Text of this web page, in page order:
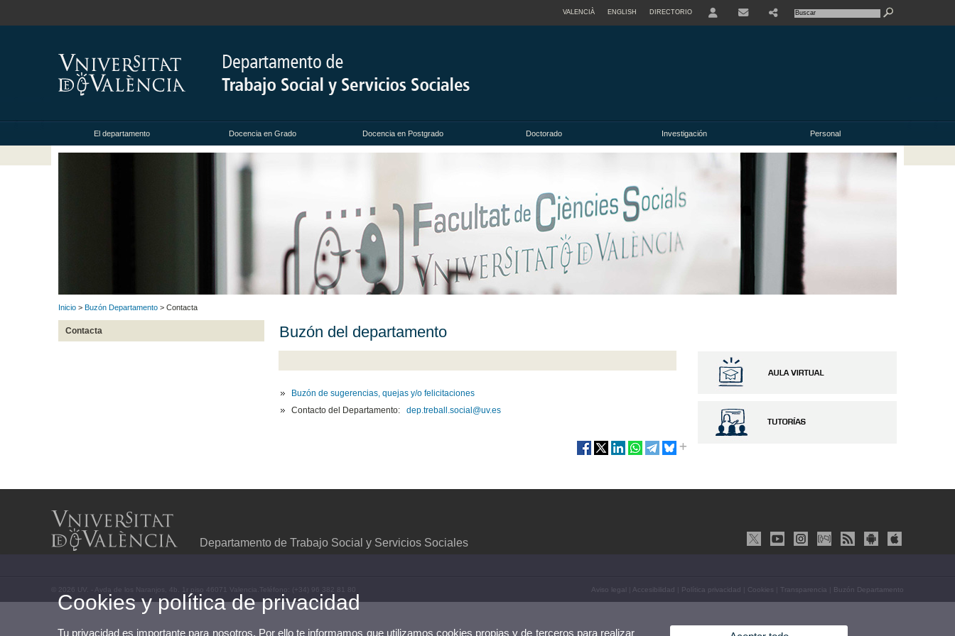
VALENCIÀ ENGLISH DIRECTORIO
El departamento Docencia en Grado Docencia en Postgrado Doctorado Investigación Personal
Inicio > Buzón Departamento > Contacta
Contacta Buzón del departamento
Buzón de sugerencias, quejas y/o felicitaciones
Contacto del Departamento:
dep.treball.social@uv.es
Departamento de Trabajo Social y Servicios Sociales
© 2026 UV. - Avda de los Naranjos, 4b. 1r piso 46071 Valencia.Teléfono: (+34) 96 382 81 80 Aviso legal Accesibilidad Política privacidad Cookies Transparencia Buzón Departamento
Cookies y política de privacidad
Tu privacidad es importante para nosotros. Por ello te informamos que utilizamos cookies propias y de terceros para realizar